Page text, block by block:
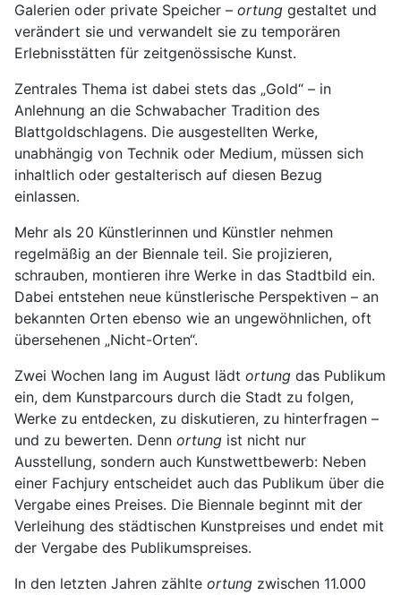
Galerien oder private Speicher – ortung gestaltet und
verändert sie und verwandelt sie zu temporären
Erlebnisstätten für zeitgenössische Kunst.
Zentrales Thema ist dabei stets das „Gold“ – in
Anlehnung an die Schwabacher Tradition des
Blattgoldschlagens. Die ausgestellten Werke,
unabhängig von Technik oder Medium, müssen sich
inhaltlich oder gestalterisch auf diesen Bezug
einlassen.
Mehr als 20 Künstlerinnen und Künstler nehmen
regelmäßig an der Biennale teil. Sie projizieren,
schrauben, montieren ihre Werke in das Stadtbild ein.
Dabei entstehen neue künstlerische Perspektiven – an
bekannten Orten ebenso wie an ungewöhnlichen, oft
übersehenen „Nicht-Orten“.
Zwei Wochen lang im August lädt ortung das Publikum
ein, dem Kunstparcours durch die Stadt zu folgen,
Werke zu entdecken, zu diskutieren, zu hinterfragen –
und zu bewerten. Denn ortung ist nicht nur
Ausstellung, sondern auch Kunstwettbewerb: Neben
einer Fachjury entscheidet auch das Publikum über die
Vergabe eines Preises. Die Biennale beginnt mit der
Verleihung des städtischen Kunstpreises und endet mit
der Vergabe des Publikumspreises.
In den letzten Jahren zählte ortung zwischen 11.000